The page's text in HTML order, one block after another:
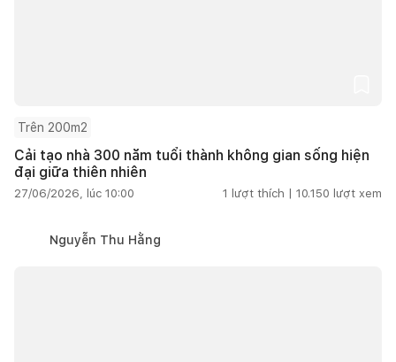
Trên 200m2
Cải tạo nhà 300 năm tuổi thành không gian sống hiện
đại giữa thiên nhiên
27/06/2026, lúc 10:00 1 lượt thích | 10.150 lượt xem
Nguyễn Thu Hằng